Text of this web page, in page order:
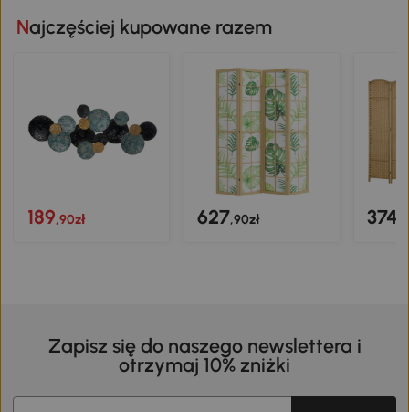
Najczęściej kupowane razem
189,90zł 627,90zł 374
Zapisz się do naszego newslettera i
otrzymaj 10% zniżki